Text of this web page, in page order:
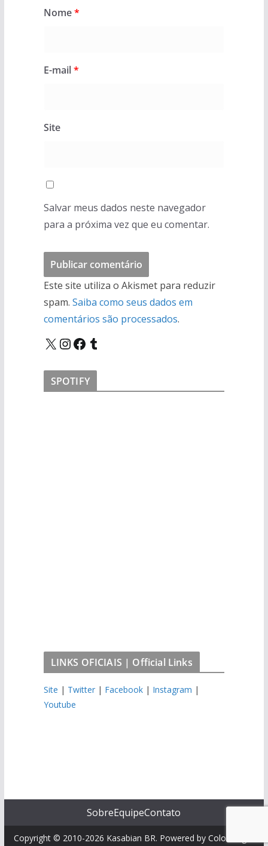
Nome*
E-mail*
Site
Salvar meus dados neste navegador
para a próxima vez que eu comentar.
Este site utiliza o Akismet para reduzir
spam. Saiba como seus dados em
comentários são processados.
X InstagramFacebook Tumblr
SPOTIFY
LINKS OFICIAIS | Official Links
Site | Twitter| Facebook| Instagram |
Youtube
SobreEquipeContato
Copyright © 2010-2026 Kasabian BR. Powered by ColorMag